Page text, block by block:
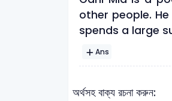
other people.
spends a large
Ans
অর্থসহ বাক্য রচনা করুন: